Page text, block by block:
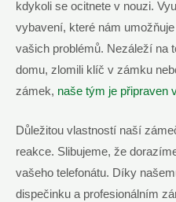
kdykoli se ocitnete v nouzi.
vybavení, které nám
vašich problémů. Nezáleží na
domu, zlomili klíč v zámku
zámek, naše tým je připraven
Důležitou vlastností naší
reakce. Slibujeme, že
vašeho telefonátu. Díky
dispečinku a profesionálním